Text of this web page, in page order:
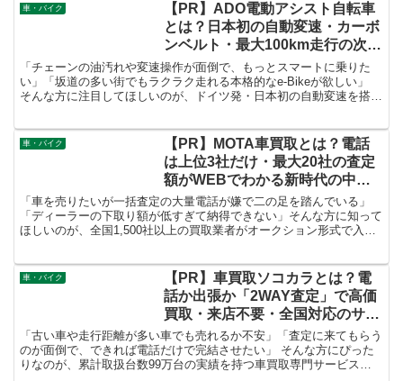
車・バイク
【PR】ADO電動アシスト自転車
とは？日本初の自動変速・カーボ
ンベルト・最大100km走行の次世
代e-Bikeを徹底解説！
「チェーンの油汚れや変速操作が面倒で、もっとスマートに乗りた
い」「坂道の多い街でもラクラク走れる本格的なe-Bikeが欲しい」
そんな方に注目してほしいのが、ドイツ発・日本初の自動変速を搭載
車・バイク
【PR】MOTA車買取とは？電話
は上位3社だけ・最大20社の査定
額がWEBでわかる新時代の中古
車一括査定を徹底解説！
「車を売りたいが一括査定の大量電話が嫌で二の足を踏んでいる」
「ディーラーの下取り額が低すぎて納得できない」そんな方に知って
ほしいのが、全国1,500社以上の買取業者がオークション形式で入札
車・バイク
【PR】車買取ソコカラとは？電
話か出張か「2WAY査定」で高価
買取・来店不要・全国対応のサー
ビスを徹底解説！
「古い車や走行距離が多い車でも売れるか不安」「査定に来てもらう
のが面倒で、できれば電話だけで完結させたい」 そんな方にぴった
りなのが、累計取扱台数99万台の実績を持つ車買取専門サービス